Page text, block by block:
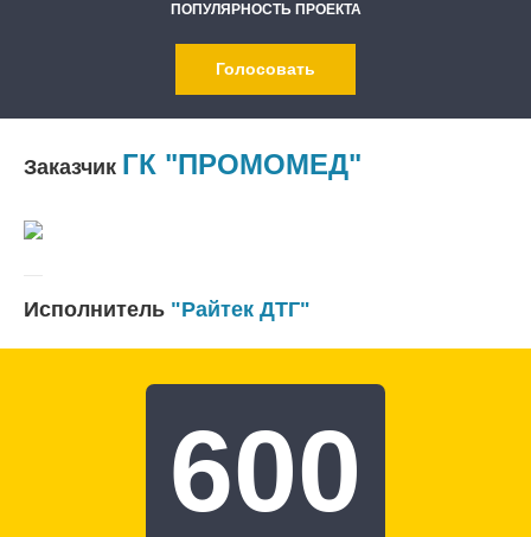
ПОПУЛЯРНОСТЬ ПРОЕКТА
Голосовать
Заказчик ГК "ПРОМОМЕД"
Исполнитель "Райтек ДТГ"
600